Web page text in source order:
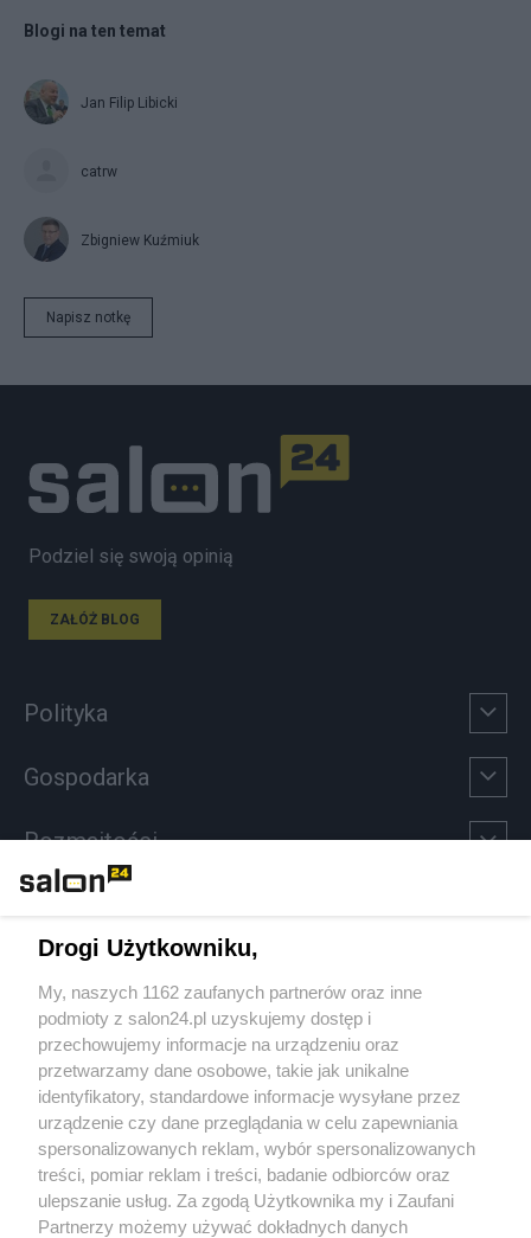
Blogi na ten temat
Jan Filip Libicki
catrw
Zbigniew Kuźmiuk
Napisz notkę
Podziel się swoją opinią
ZAŁÓŻ BLOG
Polityka
Gospodarka
Rozmaitości
Sport
Społeczeństwo
Kultura
X Facebook Instagram Youtube
Drogi Użytkowniku,
My, naszych 1162 zaufanych partnerów oraz inne
podmioty z salon24.pl uzyskujemy dostęp i
przechowujemy informacje na urządzeniu oraz
przetwarzamy dane osobowe, takie jak unikalne
identyfikatory, standardowe informacje wysyłane przez
urządzenie czy dane przeglądania w celu zapewniania
spersonalizowanych reklam, wybór spersonalizowanych
treści, pomiar reklam i treści, badanie odbiorców oraz
ulepszanie usług. Za zgodą Użytkownika my i Zaufani
Partnerzy możemy używać dokładnych danych